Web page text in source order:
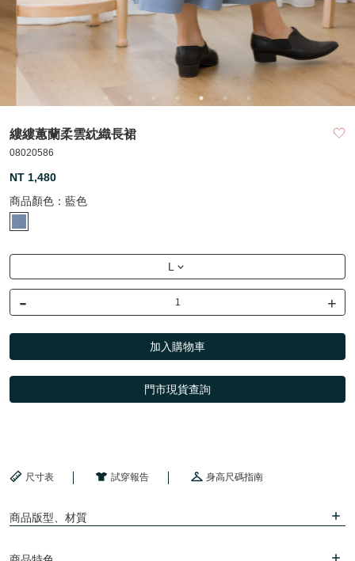
縷縷蕙蘭柔雲紞織長裙
08020586
NT 1,480
商品顏色： 藍色
L
- +
加入購物車
門市現貨查詢
尺寸表 試穿報告 身高尺碼指南
商品版型、材質